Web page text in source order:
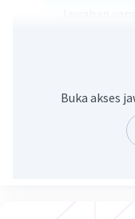
4. Brom
Buka akses